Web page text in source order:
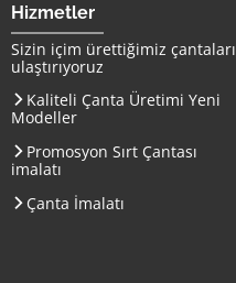
Hizmetler
Sizin içim ürettiğimiz çantaları
ulaştırıyoruz
Kaliteli Çanta Üretimi Yeni
Modeller
Promosyon Sırt Çantası
imalatı
Çanta İmalatı